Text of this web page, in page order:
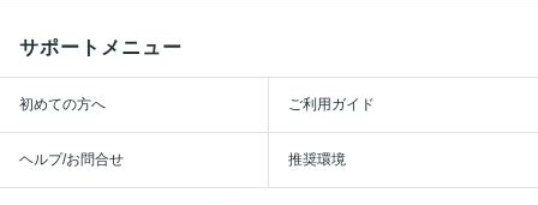
サポートメニュー
初めての方へ ご利用ガイド
ヘルプ/お問合せ 推奨環境